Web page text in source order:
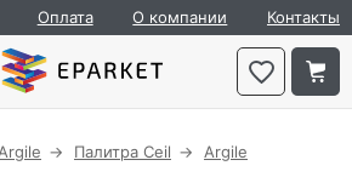
Оплата О компании Контакты
Argile Палитра Ceil Argile